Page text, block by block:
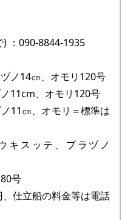
：090-8844-1935
ノ14㎝、オモリ120号
11cm、オモリ120号
11㎝、オモリ＝標準は
キスッテ、プラヅノ
号
仕立船の料金等は電話